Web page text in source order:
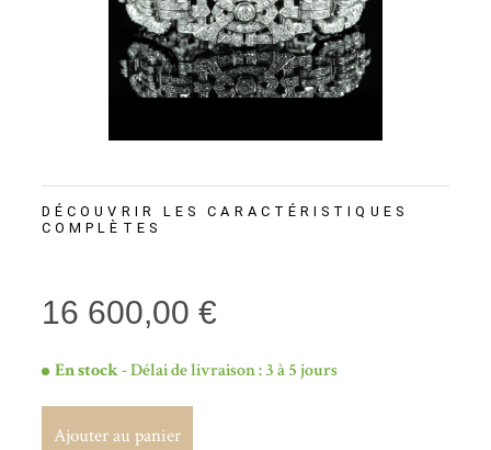
DÉCOUVRIR LES CARACTÉRISTIQUES
COMPLÈTES
16 600,00 €
En stock- Délai de livraison : 3 à 5 jours
Ajouter au panier
Ajouter au panier